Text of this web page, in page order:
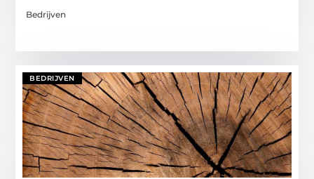
Bedrijven
BEDRIJVEN